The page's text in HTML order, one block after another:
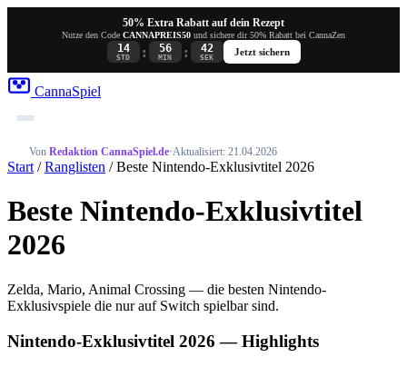
50% Extra Rabatt auf dein Rezept
Nutze den Code CANNAPREIS50 und sichere dir 50% Rabatt bei CannaZen
14
STD : 56
MIN : 42
SEK
Jetzt sichern
CannaSpiel
Von Redaktion CannaSpiel.de·Aktualisiert: 21.04.2026
Start /Ranglisten / Beste Nintendo-Exklusivtitel 2026
Beste Nintendo-Exklusivtitel
2026
Zelda, Mario, Animal Crossing — die besten Nintendo-
Exklusivspiele die nur auf Switch spielbar sind.
Nintendo-Exklusivtitel 2026 — Highlights